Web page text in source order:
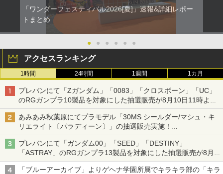
「ワンダーフェスティバル2026[夏]」速報&詳細レポー
トまとめ
● ● ● ● ● ●
アクセスランキング
1時間 24時間 1週間 1カ月
プレバンにて「Zガンダム」「0083」「クロスボーン」「UC」
のRGガンプラ10製品を対象にした抽選販売が8月10日11時より
実施！
あみあみ秋葉原にてプラモデル「30MS シールダー/マシュ・キ
リエライト〔パラディーン〕」の抽選販売実施！
「30MS オプションパーツセット29(アクションウエアβ)」も対
象
プレバンにて「ガンダム00」「SEED」「DESTINY」
「ASTRAY」のRGガンプラ13製品を対象にした抽選販売が8月
17日11時より実施！
「ブルーアーカイブ」よりゲヘナ学園所属でキラキラ部の「キラ